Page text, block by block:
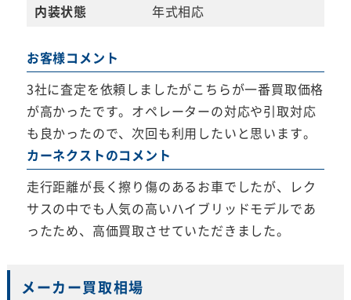
内装状態
年式相応
お客様コメント
3社に査定を依頼しましたがこちらが一番買取価格
が高かったです。オペレーターの対応や引取対応
も良かったので、次回も利用したいと思います。
カーネクストのコメント
走行距離が長く擦り傷のあるお車でしたが、レク
サスの中でも人気の高いハイブリッドモデルであ
ったため、高価買取させていただきました。
メーカー買取相場